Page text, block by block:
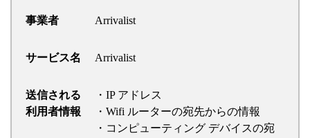
事業者 Arrivalist
サービス名 Arrivalist
送信される
利用者情報
・IP アドレス
・Wifi ルーターの宛先からの情報
・コンピューティング デバイスの宛